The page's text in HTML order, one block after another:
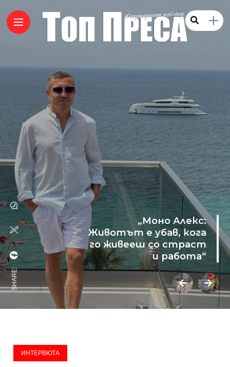
„Моно Алекс:
Животът е убав, кога
го живееш со страст
и работа“
SHARE:
ИНТЕРВЮТА